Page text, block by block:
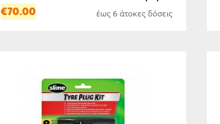
€70.00 έως 6 άτοκες δόσεις